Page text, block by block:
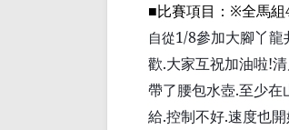
■比賽項目： ※全馬組
自從1/8參加大腳丫龍
歡.大家互祝加油啦!
帶了腰包水壺.至少在
給.控制不好.速度也